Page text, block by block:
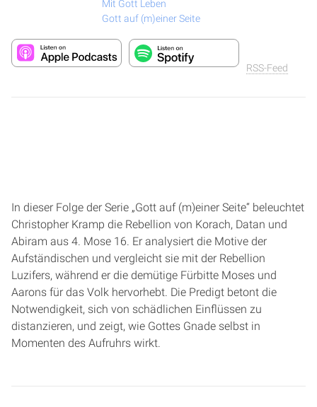
Mit Gott Leben
Gott auf (m)einer Seite
RSS-Feed
In dieser Folge der Serie „Gott auf (m)einer Seite“ beleuchtet
Christopher Kramp die Rebellion von Korach, Datan und
Abiram aus 4. Mose 16. Er analysiert die Motive der
Aufständischen und vergleicht sie mit der Rebellion
Luzifers, während er die demütige Fürbitte Moses und
Aarons für das Volk hervorhebt. Die Predigt betont die
Notwendigkeit, sich von schädlichen Einflüssen zu
distanzieren, und zeigt, wie Gottes Gnade selbst in
Momenten des Aufruhrs wirkt.